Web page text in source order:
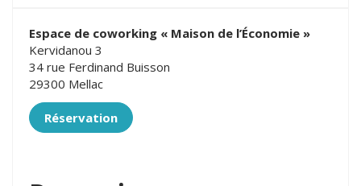
Espace de coworking « Maison de l’Économie »
Kervidanou 3
34 rue Ferdinand Buisson
29300 Mellac
Réservation